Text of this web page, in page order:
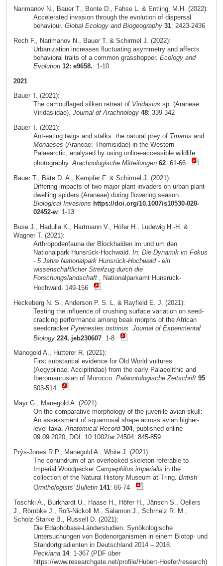
Narimanov N., Bauer T., Bonte D., Fahse L. & Entling, M.H. (2022):
Accelerated invasion through the evolution of dispersal
behaviour. Global Ecology and Biogeography 31: 2423-2436
Rech F., Narimanov N., Bauer T. & Schirmel J. (2022):
Urbanization increases fluctuating asymmetry and affects
behavioral traits of a common grasshopper. Ecology and
Evolution 12: e9658.: 1-10
2021
Bauer T. (2021):
The camouflaged silken retreat of Viridasius sp. (Araneae:
Viridasiidae). Journal of Arachnology 48: 339-342
Bauer T. (2021):
Ant-eating twigs and stalks: the natural prey of Tmarus and
Monaeses (Araneae: Thomisidae) in the Western
Palaearctic, analysed by using online-accessible wildlife
photography.Arachnologische Mitteilungen 62: 61-66
Bauer T., Bäte D. A., Kempfer F. & Schirmel J. (2021):
Differing impacts of two major plant invaders on urban plant-
dwelling spiders (Araneae) during flowering season.
Biological Invasions https://doi.org/10.1007/s10530-020-
02452-w: 1-13
Buse J., Hadulla K., Hartmann V., Höfer H., Ludewig H.-H. &
Wagner T. (2021):
Arthropodenfauna der Blockhalden im und um den
Nationalpark Hunsrück-Hochwald. In: Die Dynamik im Fokus
- 5 Jahre Nationalpark Hunsrück-Hochwald - ein
wissenschaftlicher Streifzug durch die
Forschungslandschaft, Nationalparkamt Hunsrück-
Hochwald: 149-156
Heckeberg N. S., Anderson P. S. L. & Rayfield E. J. (2021):
Testing the influence of crushing surface variation on seed-
cracking performance among beak morphs of the African
seedcracker Pyrenestes ostrinus Journal of Experimental
Biology 224, jeb230607: 1-8
Manegold A., Hutterer R. (2021):
First substantial evidence for Old World vultures
(Aegypiinae, Accipitridae) from the early Palaeolithic and
Iberomaurusian of Morocco. Paläontologische Zeitschrift 95:
503-514
Mayr G., Manegold A. (2021):
On the comparative morphology of the juvenile avian skull:
An assessment of squamosal shape across avian higher-
level taxa.Anatomical Record 304, published online
09.09.2020, DOI: 10.1002/ar.24504: 845-859
Prŷs-Jones R.P., Manegold A., White J. (2021):
The conundrum of an overlooked skeleton referable to
Imperial Woodpecker Campephilus imperialis in the
collection of the Natural History Museum at Tring. British
Ornithologists' Bulletin 141: 66-74
Toschki A., Burkhardt U., Haase H., Höfer H., Jänsch S., Oellers
J., Römbke J., Roß-Nickoll M., Salamon J., Schmelz R. M.,
Scholz-Starke B., Russell D. (2021):
Die Edaphobase-Länderstudien. Synökologische
Untersuchungen von Bodenorganismen in einem Biotop- und
Standortgradienten in Deutschland 2014 – 2018.
Peckiana 14: 1-367 (PDF über
https://www.researchgate.net/profile/Hubert-Hoefer/research)